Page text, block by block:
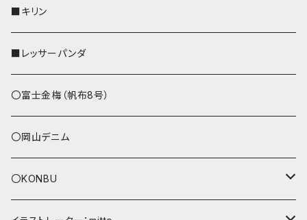
その他
リールのみ
ストラップ付
AppleWatchバンド
L字ファスナー財布
その他
■キリン
■レッサーパンダ
〇富士金梅（帆布8号）
〇岡山デニム
〇KONBU